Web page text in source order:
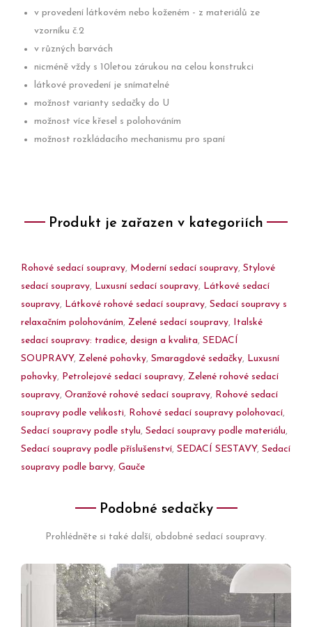
v provedení látkovém nebo koženém - z materiálů ze
vzorníku č.2
v různých barvách
nicméně vždy s 10letou zárukou na celou konstrukci
látkové provedení je snímatelné
možnost varianty sedačky do U
možnost více křesel s polohováním
možnost rozkládacího mechanismu pro spaní
Produkt je zařazen v kategoriích
Rohové sedací soupravy, Moderní sedací soupravy, Stylové
sedací soupravy, Luxusní sedací soupravy, Látkové sedací
soupravy, Látkové rohové sedací soupravy, Sedací soupravy s
relaxačním polohováním, Zelené sedací soupravy,
Italské
sedací soupravy: tradice, design a kvalita, SEDACÍ
SOUPRAVY, Zelené pohovky, Smaragdové sedačky, Luxusní
pohovky, Petrolejové sedací soupravy, Zelené rohové sedací
soupravy, Oranžové rohové sedací soupravy, Rohové sedací
soupravy podle velikosti, Rohové sedací soupravy polohovací,
Sedací soupravy podle stylu, Sedací soupravy podle materiálu,
Sedací soupravy podle příslušenství, SEDACÍ SESTAVY, Sedací
soupravy podle barvy, Gauče
Podobné sedačky
Prohlédněte si také další, obdobné sedací soupravy.